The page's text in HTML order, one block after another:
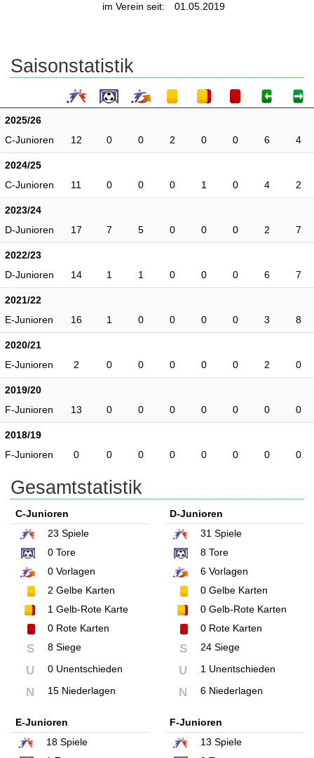
im Verein seit: 01.05.2019
Saisonstatistik
2025/26
C-Junioren
12 0 0 2 0 0 6 4
2024/25
C-Junioren
11 0 0 0 1 0 4 2
2023/24
D-Junioren
17 7 5 0 0 0 2 7
2022/23
D-Junioren
14 1 1 0 0 0 6 7
2021/22
E-Junioren
16 1 0 0 0 0 3 8
2020/21
E-Junioren
2 0 0 0 0 0 2 0
2019/20
F-Junioren
13 0 0 0 0 0 0 0
2018/19
F-Junioren
0 0 0 0 0 0 0 0
Gesamtstatistik
C-Junioren
23 Spiele
0 Tore
0 Vorlagen
2 Gelbe Karten
1 Gelb-Rote Karte
0 Rote Karten
S 8 Siege
U 0 Unentschieden
N 15 Niederlagen
D-Junioren
31Spiele
8Tore
6Vorlagen
0Gelbe Karten
0Gelb-Rote Karten
0Rote Karten
S 24 Siege
U 1 Unentschieden
N 6 Niederlagen
E-Junioren
18 Spiele
F-Junioren
13 Spiele